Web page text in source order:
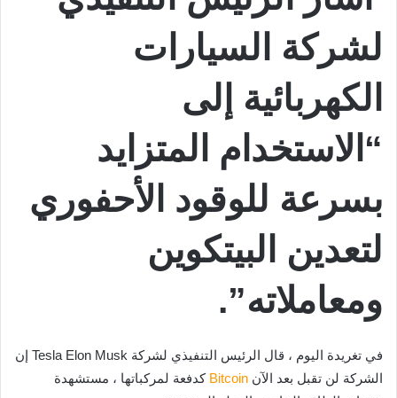
لشركة السيارات
الكهربائية إلى
“الاستخدام المتزايد
بسرعة للوقود الأحفوري
لتعدين البيتكوين
ومعاملاته”.
في تغريدة اليوم ، قال الرئيس التنفيذي لشركة Tesla Elon Musk إن
الشركة لن تقبل بعد الآن Bitcoin كدفعة لمركباتها ، مستشهدة